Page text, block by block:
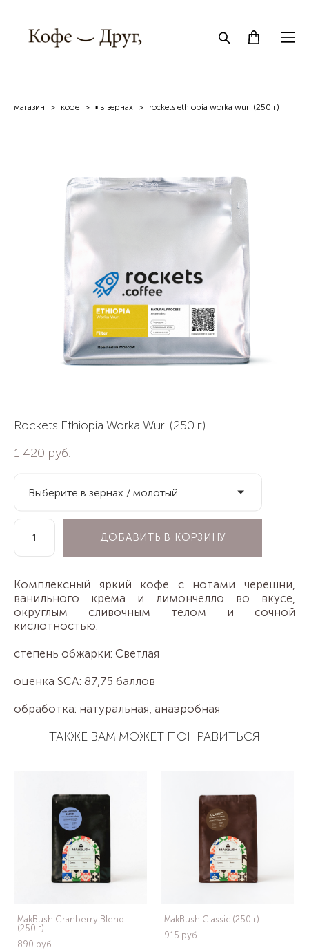
магазин > кофe > ▪ в зернах > rockets ethiopia worka wuri (250 г)
Rockets Ethiopia Worka Wuri (250 г)
1 420 pуб.
Выберите в зернах / молотый
ДОБАВИТЬ В КОРЗИНУ
Комплексный яркий кофе с нотами черешни,
ванильного крема и лимончелло во вкусе,
округлым сливочным телом и сочной
кислотностью.
степень обжарки: Светлая
оценка SCA: 87,75 баллов
обработка: натуральная, анаэробная
ТАКЖЕ ВАМ МОЖЕТ ПОНРАВИТЬСЯ
MakBush Cranberry Blend
(250 г)
890 pуб.
MakBush Classic (250 г)
915 pуб.